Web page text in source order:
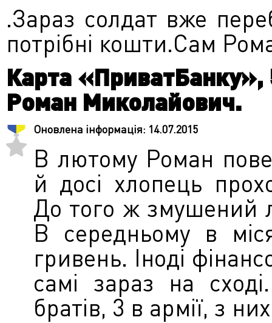
.Зараз солдат вже
потрібні кошти.Сам
Карта
Роман Миколайович.
Оновлена інформація: 14.07.2015
В лютому Роман
й досі хлопець
До того ж змушений
В середньому в
гривень. Іноді
самі зараз на
братів, 3 в армії, з